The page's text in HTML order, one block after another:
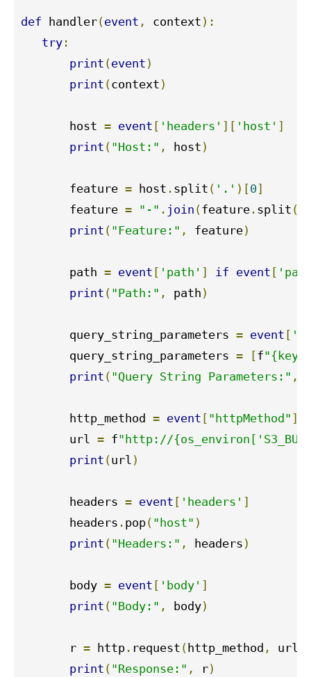
def handler(event , context ):
try :
print (event )
print (context )
       host
= event [ 'headers' ][ 'host' ]
print ( "Host:" , host )
       feature
= host . split ( '.' )[0]
       feature
= "-" . join (feature . split (
print ( "Feature:" , feature)
       path
= event [ 'path' ] if event [
print ( "Path:" , path )
       query_string_parameters
= event [
       query_string_parameters
= [f
print ( "Query String Parameters:" ,
       http_method
= event [ "httpMethod" ]
       url
= f"http://
print (url )
       headers
= event [ 'headers' ]
       headers
. pop( "host" )
print ( "Headers:" , headers )
       body
= event [ 'body' ]
print ( "Body:" , body)
       r
= http . request ( http_method , url
print ( "Response:" , r)